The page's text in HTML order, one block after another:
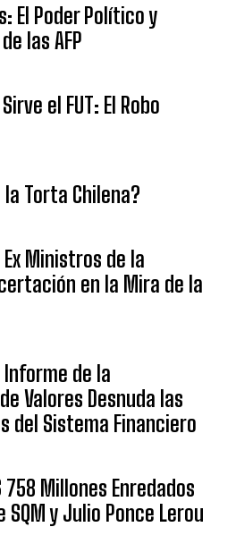
El Poder Político y
las AFP
el FUT: El Robo
Torta Chilena?
Ministros de la
en la Mira de la
Informe de la
Valores Desnuda las
del Sistema Financiero
758 Millones Enredados
SQM y Julio Ponce Lerou